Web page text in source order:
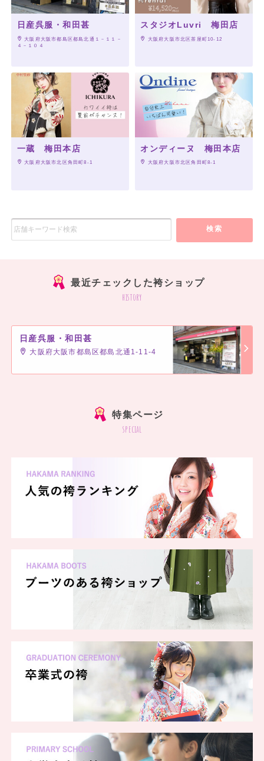
日産呉服・和田甚
大阪府大阪市都島区都島北通１－１１－
４－１０４
スタジオLuvri 梅田店
大阪府大阪市北区茶屋町10-12
一蔵 梅田本店
大阪府大阪市北区角田町8-1
オンディーヌ 梅田本店
大阪府大阪市北区角田町8-1
検索
最近チェックした袴ショップ
history
日産呉服・和田甚
大阪府大阪市都島区都島北通1-11-4
特集ページ
special